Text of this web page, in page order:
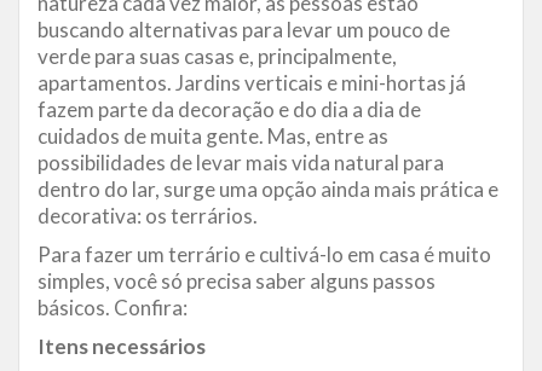
buscando alternativas para levar um pouco de
verde para suas casas e, principalmente,
apartamentos. Jardins verticais e mini-hortas já
fazem parte da decoração e do dia a dia de
cuidados de muita gente. Mas, entre as
possibilidades de levar mais vida natural para
dentro do lar, surge uma opção ainda mais prática e
decorativa: os terrários.
Para fazer um terrário e cultivá-lo em casa é muito
simples, você só precisa saber alguns passos
básicos. Confira:
Itens necessários